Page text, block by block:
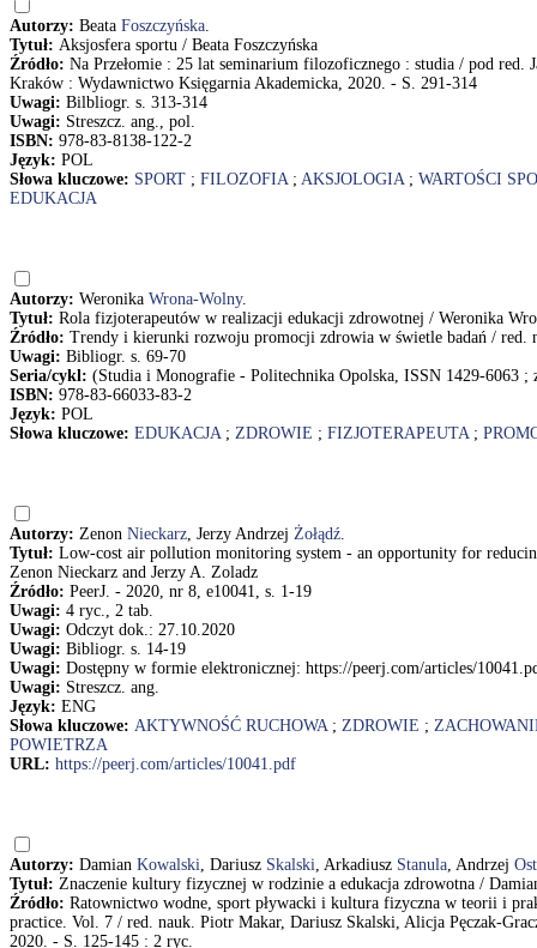
Autorzy: Beata Foszczyńska.
Tytuł: Aksjosfera sportu / Beata Foszczyńska
Źródło: Na Przełomie : 25 lat seminarium filozoficznego : studia / pod red.
Kraków : Wydawnictwo Księgarnia Akademicka, 2020. - S. 291-314
Uwagi: Bilbliogr. s. 313-314
Uwagi: Streszcz. ang., pol.
ISBN: 978-83-8138-122-2
Język: POL
Słowa kluczowe: SPORT ; FILOZOFIA; AKSJOLOGIA; WARTOŚCI
EDUKACJA
Autorzy: Weronika Wrona-Wolny.
Tytuł: Rola fizjoterapeutów w realizacji edukacji zdrowotnej / Weronika
Źródło: Trendy i kierunki rozwoju promocji zdrowia w świetle badań / red.
Uwagi: Bibliogr. s. 69-70
Seria/cykl: (Studia i Monografie - Politechnika Opolska, ISSN 1429-6063 ;
ISBN: 978-83-66033-83-2
Język: POL
Słowa kluczowe: EDUKACJA; ZDROWIE ; FIZJOTERAPEUTA;
Autorzy: Zenon Nieckarz, Jerzy Andrzej Żołądź.
Tytuł: Low-cost air pollution monitoring system - an opportunity for
Zenon Nieckarz and Jerzy A. Zoladz
Źródło: PeerJ. - 2020, nr 8, e10041, s. 1-19
Uwagi: 4 ryc., 2 tab.
Uwagi: Odczyt dok.: 27.10.2020
Uwagi: Bibliogr. s. 14-19
Uwagi: Dostępny w formie elektronicznej: https://peerj.com/articles/
Uwagi: Streszcz. ang.
Język: ENG
Słowa kluczowe: AKTYWNOŚĆ RUCHOWA; ZDROWIE ;
POWIETRZA
URL: https://peerj.com/articles/10041.pdf
Autorzy: Damian Kowalski, Dariusz Skalski, Arkadiusz Stanula, Andrzej
Tytuł: Znaczenie kultury fizycznej w rodzinie a edukacja zdrowotna /
Źródło: Ratownictwo wodne, sport pływacki i kultura fizyczna w teorii i
practice. Vol. 7 / red. nauk. Piotr Makar, Dariusz Skalski, Alicja Pęczak-
2020. - S. 125-145 : 2 ryc.